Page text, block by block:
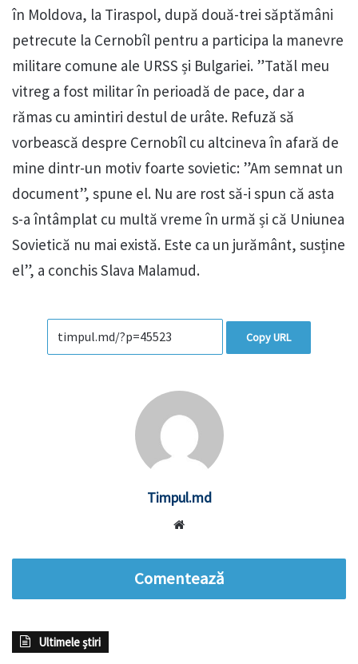
în Moldova, la Tiraspol, după două-trei săptămâni
petrecute la Cernobîl pentru a participa la manevre
militare comune ale URSS și Bulgariei. ”Tatăl meu
vitreg a fost militar în perioadă de pace, dar a
rămas cu amintiri destul de urâte. Refuză să
vorbească despre Cernobîl cu altcineva în afară de
mine dintr-un motiv foarte sovietic: ”Am semnat un
document”, spune el. Nu are rost să-i spun că asta
s-a întâmplat cu multă vreme în urmă și că Uniunea
Sovietică nu mai există. Este ca un jurământ, susține
el”, a conchis Slava Malamud.
Copy URL
Timpul.md
Comentează
Ultimele știri